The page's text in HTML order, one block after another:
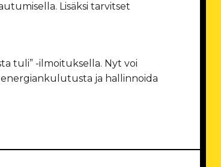
Lisäksi tarvitset
tuli” -ilmoituksella. Nyt voi
ja hallinnoida